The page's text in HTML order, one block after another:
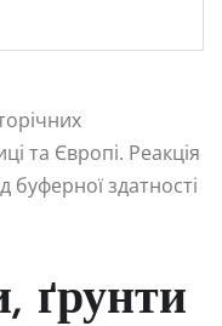
та Європі. Реакція
буферної здатності
ґрунти